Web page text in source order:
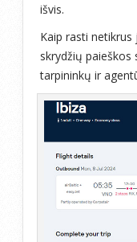
išvis.
Kaip rasti netikrus
skrydžių paieškos
tarpininkų ir